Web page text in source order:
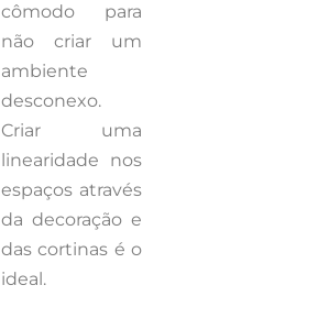
cômodo para
não criar um
ambiente
desconexo.
Criar uma
linearidade nos
espaços através
da decoração e
das cortinas é o
ideal.